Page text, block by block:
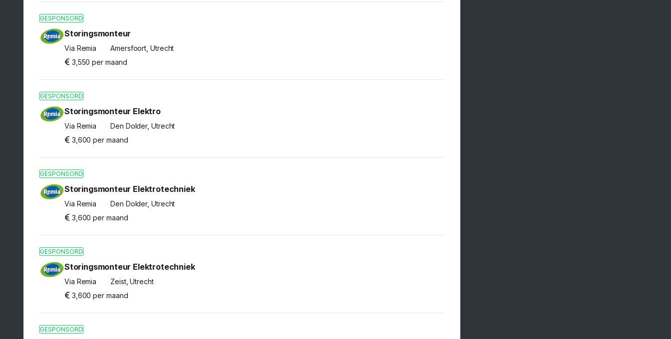
GESPONSORD
Storingsmonteur
Via Remia
Amersfoort, Utrecht
3,550 per maand
GESPONSORD
Storingsmonteur Elektro
Via Remia
Den Dolder, Utrecht
3,600 per maand
GESPONSORD
Storingsmonteur Elektrotechniek
Via Remia
Den Dolder, Utrecht
3,600 per maand
GESPONSORD
Storingsmonteur Elektrotechniek
Via Remia
Zeist, Utrecht
3,600 per maand
GESPONSORD